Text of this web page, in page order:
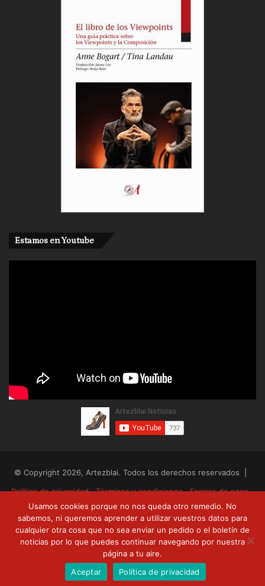
Estamos en Youtube
© Copyright 2026, Artezblai. Todos los derechos reservados |
Política de privacidad
Términos y condiciones
Formas de pago
Envíos y devoluciones
RSS Facebook
TwitterYouTube
Usamos cookies porque no nos queda otro remedio. No
sabemos, ni queremos aprender a utilizar vuestros datos para
cualquier otra cosa que no sea enviar un pedido o el boletín de
noticias por lo que puedes continuar navegando por nuestra
página a tu aire.
Aceptar
Política de privacidad